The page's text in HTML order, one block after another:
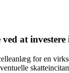
at
for en